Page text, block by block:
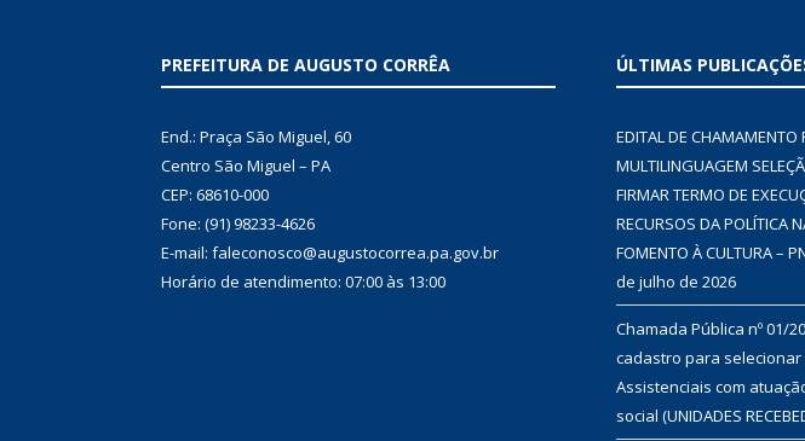
PREFEITURA DE AUGUSTO CORRÊA
End.: Praça São Miguel, 60
Centro São Miguel – PA
CEP: 68610-000
Fone: (91) 98233-4626
E-mail: faleconosco@augustocorrea.pa.gov.br
Horário de atendimento: 07:00 às 13:00
ÚLTIMAS
EDITAL DE
MULTILINGUAGEM
FIRMAR TERMO DE
RECURSOS DA POLÍTICA
FOMENTO À CULTURA –
de julho de 2026
Chamada Pública nº 01/
cadastro para selecionar
Assistenciais com
social (UNIDADES